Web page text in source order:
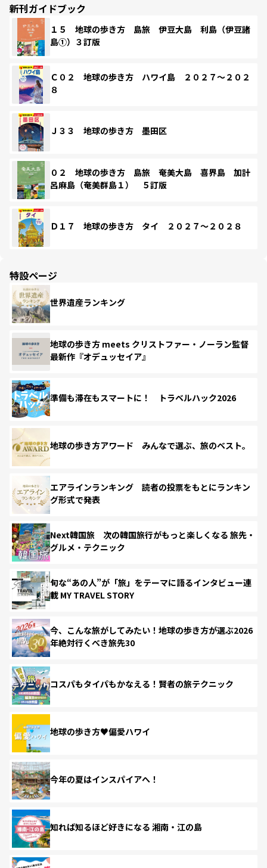
新刊ガイドブック
１５ 地球の歩き方 島旅 伊豆大島 利島（伊豆諸
島①）３訂版
Ｃ０２ 地球の歩き方 ハワイ島 ２０２７～２０２
８
Ｊ３３ 地球の歩き方 墨田区
０２ 地球の歩き方 島旅 奄美大島 喜界島 加計
呂麻島（奄美群島１） ５訂版
Ｄ１７ 地球の歩き方 タイ ２０２７～２０２８
特設ページ
世界遺産ランキング
地球の歩き方 meets クリストファー・ノーラン監督
最新作『オデュッセイア』
準備も滞在もスマートに！ トラベルハック2026
地球の歩き方アワード みんなで選ぶ、旅のベスト。
エアラインランキング 読者の投票をもとにランキン
グ形式で発表
Next韓国旅 次の韓国旅行がもっと楽しくなる 旅先・
グルメ・テクニック
旬な“あの人”が「旅」をテーマに語るインタビュー連
載 MY TRAVEL STORY
今、こんな旅がしてみたい！地球の歩き方が選ぶ2026
年絶対行くべき旅先30
コスパもタイパもかなえる！賢者の旅テクニック
地球の歩き方♥偏愛ハワイ
今年の夏はインスパイアへ！
知れば知るほど好きになる 湘南・江の島